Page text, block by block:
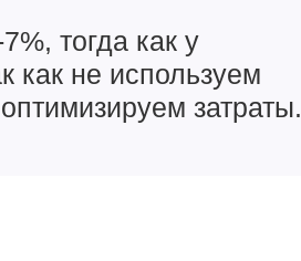
тогда как у
как не используем
затраты.